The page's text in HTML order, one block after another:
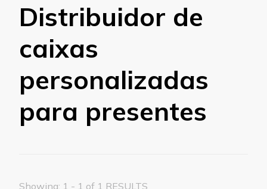
Distribuidor de
caixas
personalizadas
para presentes
Showing: 1 - 1 of 1 RESULTS